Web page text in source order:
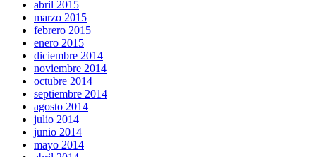
abril 2015
marzo 2015
febrero 2015
enero 2015
diciembre 2014
noviembre 2014
octubre 2014
septiembre 2014
agosto 2014
julio 2014
junio 2014
mayo 2014